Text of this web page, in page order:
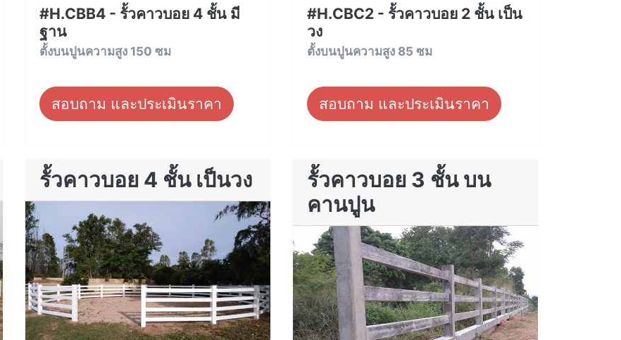
#H.CBB4 - รั้วคาวบอย 4 ชั้น มี
ฐาน
ตั้งบนปูนความสูง 150 ซม
สอบถาม และประเมินราคา
#H.CBC2 - รั้วคาวบอย 2 ชั้น เป็น
วง
ตั้งบนปูนความสูง 85 ซม
สอบถาม และประเมินราคา
รั้วคาวบอย 4 ชั้น เป็นวง
รั้วคาวบอย 3 ชั้น บน
คานปูน